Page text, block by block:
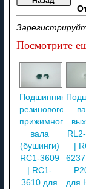
Посмотрите
Подшипники
резинового
прижимного
вала
(бушинги)
RC1-3609
| RC1-
3610 для
|
для